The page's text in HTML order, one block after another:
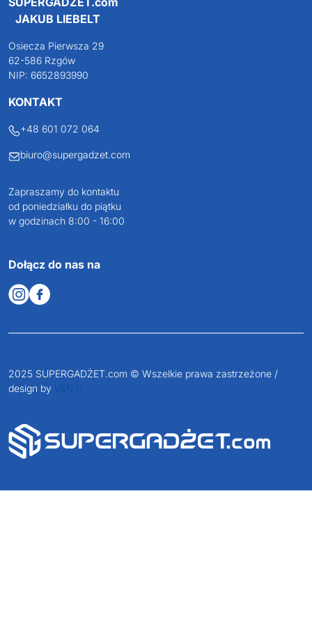
JAKUB LIEBELT
Osiecza Pierwsza 29
62-586 Rzgów
NIP: 6652893990
KONTAKT
+48 601 072 064
biuro@supergadzet.com
Zapraszamy do kontaktu
od poniedziałku do piątku
w godzinach 8:00 - 16:00
Dołącz do nas na
2025 SUPERGADŻET.com © Wszelkie prawa zastrzeżone /
design by VENTI